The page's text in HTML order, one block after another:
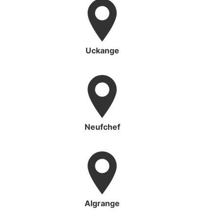
Uckange
Neufchef
Algrange